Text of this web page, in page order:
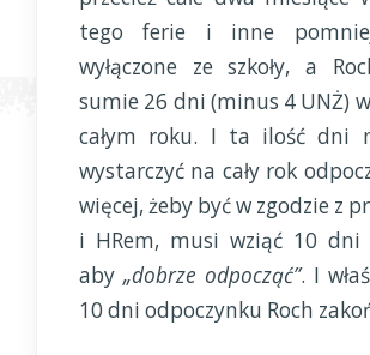
tego ferie i inne
wyłączone ze szkoły, a
sumie 26 dni (minus 4 UNŻ)
całym roku. I ta ilość dni
wystarczyć na cały rok
więcej, żeby być w zgodzie z
i HRem, musi wziąć 10 dni
aby „dobrze odpocząć”. I
10 dni odpoczynku Roch